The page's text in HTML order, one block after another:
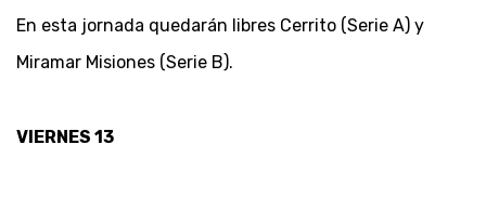
En esta jornada quedarán libres Cerrito (Serie A) y
Miramar Misiones (Serie B).
VIERNES 13